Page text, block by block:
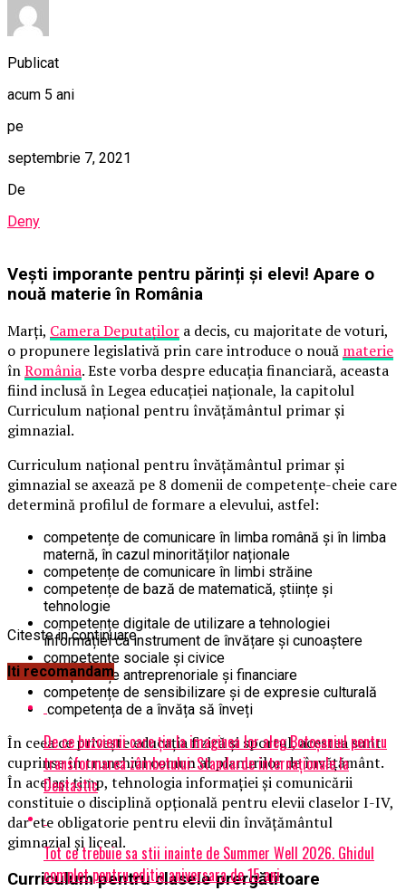
Publicat
acum 5 ani
pe
septembrie 7, 2021
De
Deny
Vești imporante pentru părinți și elevi! Apare o
nouă materie în România
Marți, Camera Deputaților a decis, cu majoritate de voturi,
o propunere legislativă prin care introduce o nouă materie
înRomânia. Este vorba despre educația financiară, aceasta
fiind inclusă în Legea educației naționale, la capitolul
Curriculum național pentru învățământul primar și
gimnazial.
Curriculum național pentru învățământul primar și
gimnazial se axează pe 8 domenii de competențe-cheie care
determină profilul de formare a elevului, astfel:
competențe de comunicare în limba română și în limba
maternă, în cazul minorităților naționale
competențe de comunicare în limbi străine
competențe de bază de matematică, științe și
tehnologie
competențe digitale de utilizare a tehnologiei
informației ca instrument de învățare și cunoaștere
competențe sociale și civice
competențe antreprenoriale și financiare
competențe de sensibilizare și de expresie culturală
competența de a învăța să înveți
În ceea ce privește educația fizică și sportul, acestea sunt
cuprinse în trunchiul comun al planurilor de învățământ.
În același timp, tehnologia informației și comunicării
constituie o disciplină opțională pentru elevii claselor I-IV,
dar ete obligatorie pentru elevii din învățământul
gimnazial și liceal.
Curriculum pentru clasele prergătitoare
Citeste in continuare
Iti recomandam
De ce buzoienii care țin la imaginea lor aleg Botoșaniul pentru
transformarea zâmbetului: Standarde internaționale la
Dentastic
Tot ce trebuie sa stii inainte de Summer Well 2026. Ghidul
complet pentru editia aniversara de 15 ani